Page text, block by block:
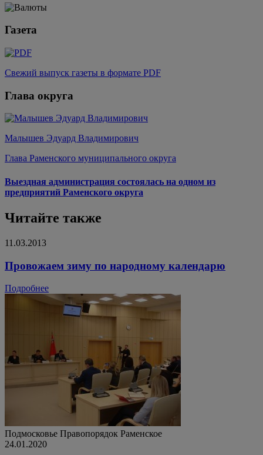
Газета
Свежий выпуск газеты в формате PDF
Глава округа
Малышев Эдуард Владимирович
Глава Раменского муниципального округа
Выездная администрация состоялась на одном из
предприятий Раменского округа
Читайте также
11.03.2013
Провожаем зиму по народному календарю
Подробнее
Подмосковье Правопорядок Раменское
24.01.2020